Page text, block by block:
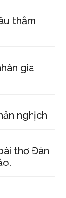
thẳm
gia
nghịch
thơ Đàn